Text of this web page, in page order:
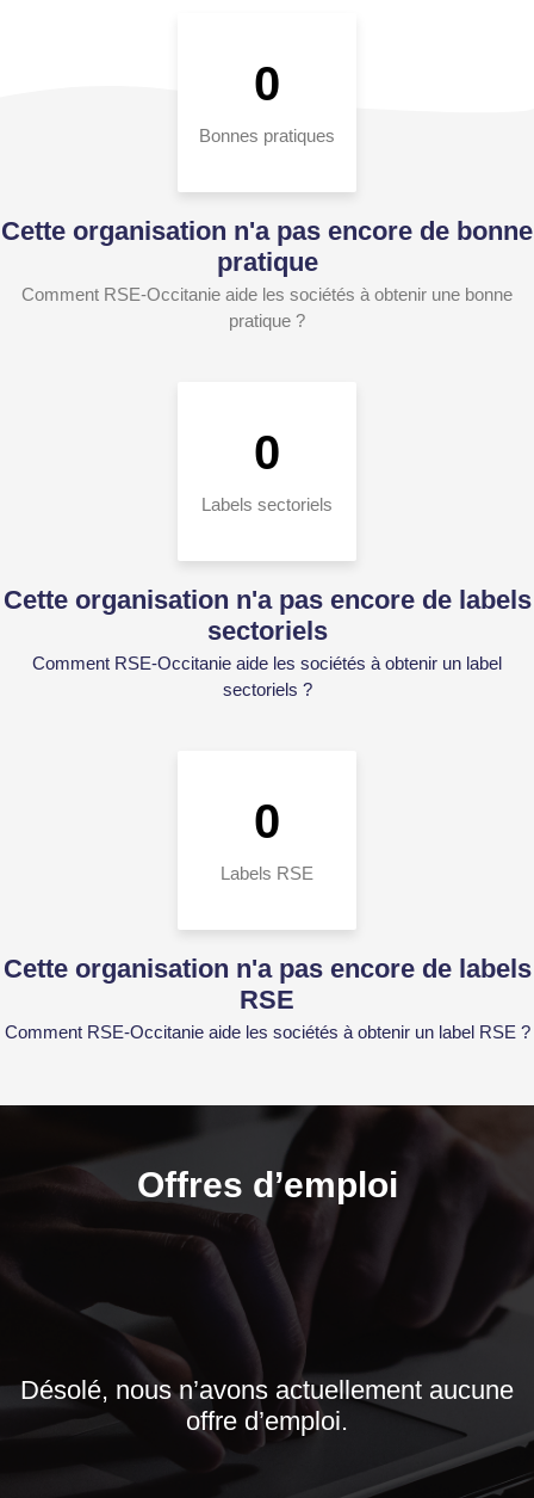
0
Bonnes pratiques
Cette organisation n'a pas encore de bonne
pratique
Comment RSE-Occitanie aide les sociétés à obtenir une bonne
pratique ?
0
Labels sectoriels
Cette organisation n'a pas encore de labels
sectoriels
Comment RSE-Occitanie aide les sociétés à obtenir un label
sectoriels ?
0
Labels RSE
Cette organisation n'a pas encore de labels
RSE
Comment RSE-Occitanie aide les sociétés à obtenir un label RSE ?
Offres d’emploi
Désolé, nous n’avons actuellement aucune
offre d’emploi.